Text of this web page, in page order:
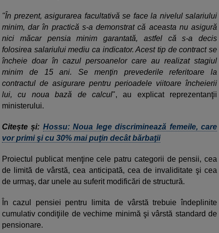
"În prezent, asigurarea facultativă se face la nivelul salariului
minim, dar în practică s-a demonstrat că aceasta nu asigură
nici măcar pensia minim garantată, astfel că s-a decis
folosirea salariului mediu ca indicator. Acest tip de contract se
încheie doar în cazul persoanelor care au realizat stagiul
minim de 15 ani. Se menţin prevederile referitoare la
contractul de asigurare pentru perioadele viitoare încheierii
lui, cu noua bază de calcul", au explicat reprezentanţii
ministerului.
Citește și: Hossu: Noua lege discriminează femeile, care
vor primi şi cu 30% mai puţin decât bărbaţii
Proiectul publicat menţine cele patru categorii de pensii, cea
de limită de vârstă, cea anticipată, cea de invaliditate şi cea
de urmaş, dar unele au suferit modificări de structură.
În cazul pensiei pentru limita de vârstă trebuie îndeplinite
cumulativ condiţiile de vechime minimă şi vârstă standard de
pensionare.